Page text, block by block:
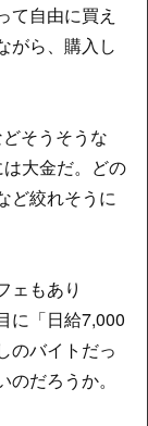
て自由に買え
がら、購入し
そうそうな
大金だ。どの
ど絞れそうに
ェもあり
に「日給7,000
のバイトだっ
だろうか。